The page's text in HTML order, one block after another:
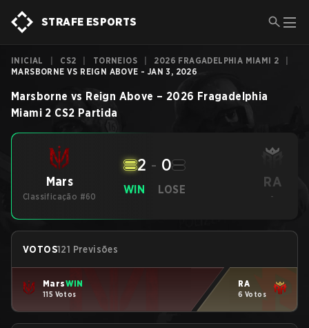
STRAFE ESPORTS
INICIAL CS2 TORNEIOS 2026 FRAGADELPHIA MIAMI 2
MARSBORNE VS REIGN ABOVE - JAN 3, 2026
Marsborne vs Reign Above – 2026 Fragadelphia
Miami 2 CS2 Partida
Mars
Classificação #60
WIN
2 - 0
LOSE RA
-
VOTOS121 Previsões
MarsWIN
115 Votos
RA
6 Votos